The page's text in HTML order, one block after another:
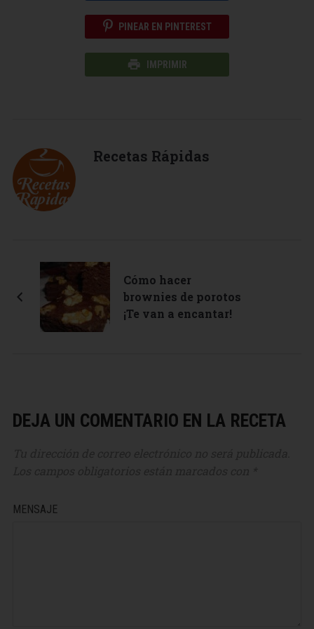
PINEAR EN PINTEREST
IMPRIMIR
Recetas Rápidas
Cómo hacer
brownies de porotos
¡Te van a encantar!
DEJA UN COMENTARIO EN LA RECETA
MENSAJE